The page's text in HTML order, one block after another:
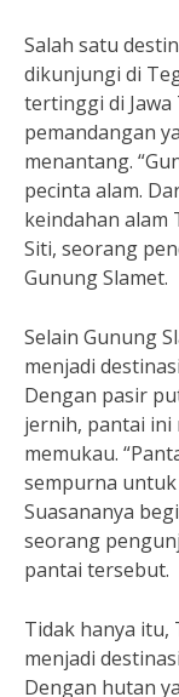
Salah satu
dikunjungi di
tertinggi di
pemandangan
menantang.
pecinta alam.
keindahan alam
Siti, seorang
Gunung Slamet.
Selain Gunung
menjadi
Dengan pasir
jernih, pantai ini
memukau.
sempurna
Suasananya
seorang
pantai tersebut.
Tidak hanya itu,
menjadi
Dengan hutan